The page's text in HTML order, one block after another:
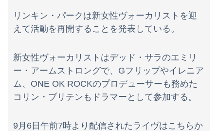
竹﨑由佳アナ ピタパンのお尻！！
竹﨑由佳アナ ピタパンのお尻！！
海外「日本なんて行くんじゃなかった…」 日本を知ってしまったディズニー信者、帰国後『本家』に失望する事態に
【画像】台湾人、ようやく気ずく
リンキン・パークは新女性ヴォーカリストを迎
えて活動を再開することを発表している。
新女性ヴォーカリストはデッド・サラのエミリ
ー・アームストロングで、Gフリップやイレニア
ム、ONE OK ROCKのプロデューサーも務めた
コリン・ブリテンもドラマーとして参加する。
9月6日午前7時より配信されたライヴはこちらか